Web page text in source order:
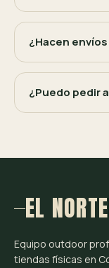
¿Hacen
¿Puedo pedir
EL
Equipo outdoor
tiendas físicas en